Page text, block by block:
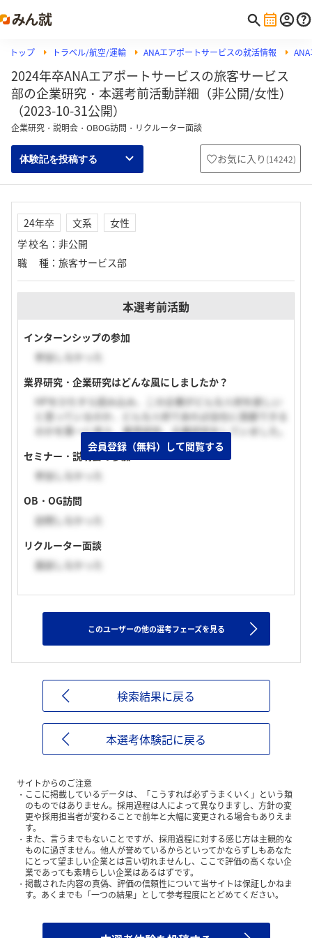
トップ トラベル/航空/運輸 ANAエアポートサービスの就活情報
2024年卒ANAエアポートサービスの旅客サービス
部の企業研究・本選考前活動詳細（非公開/女性）
（2023-10-31公開）
企業研究・説明会・OBOG訪問・リクルーター面談
体験記を投稿する お気に入り (14242)
24年卒 文系
女性
学校名 ： 非公開
職種 ： 旅客サービス部
本選考前活動
インターンシップの参加
参加しなかった
業界研究・企業研究はどんな風にしましたか？
HPをひたすら読み込み、この企業がどんな人材を欲しい
と思っているのか、どんな人材であれば会社に貢献できる
のかを第一に考え、業界研究、企業研究をしていました。
セミナー・説明会の参加
参加しなかった
OB・OG訪問
訪問しなかった
リクルーター面談
面談しなかった
会員登録（無料）して閲覧する
このユーザーの他の選考フェーズを見る
検索結果に戻る
本選考体験記に戻る
サイトからのご注意
ここに掲載しているデータは、「こうすれば必ずうまくいく」という類
のものではありません。採用過程は人によって異なりますし、方針の変
更や採用担当者が変わることで前年と大幅に変更される場合もありえま
す。
また、言うまでもないことですが、採用過程に対する感じ方は主観的な
ものに過ぎません。他人が誉めているからといってかならずしもあなた
にとって望ましい企業とは言い切れませんし、ここで評価の高くない企
業であっても素晴らしい企業はあるはずです。
掲載された内容の真偽、評価の信頼性について当サイトは保証しかねま
す。あくまでも「一つの結果」として参考程度にとどめてください。